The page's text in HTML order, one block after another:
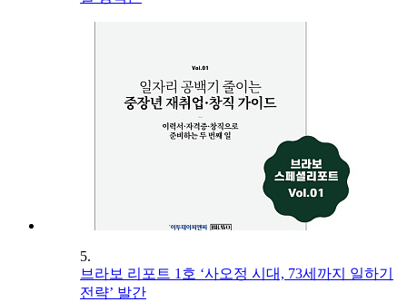
5.
브라보 리포트 1호 ‘사오정 시대, 73세까지 일하기
전략’ 발간